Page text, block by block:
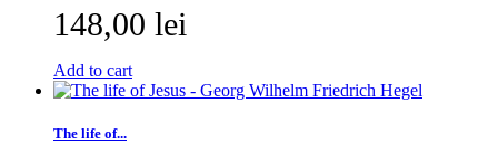
148,00 lei
Add to cart
The life of...